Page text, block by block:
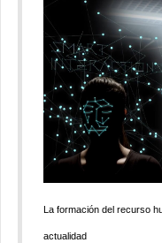
La formación del recurso
actualidad